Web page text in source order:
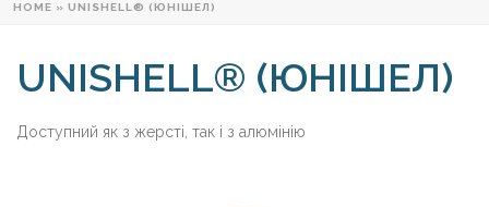
HOME » UNISHELL® (ЮНІШЕЛ)
UNISHELL® (ЮНІШЕЛ)
Доступний як з жерсті, так і з алюмінію